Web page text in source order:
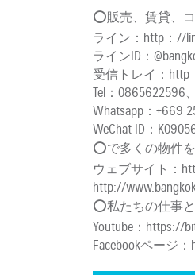
⭕販売、賃貸、
ライン：http：//
ラインID：
受信トレイ：http
Tel：0865622596
Whatsapp：+669
WeChat ID：
⭕で多くの物件
ウェブサイト：
http://
⭕私たちの仕事
Youtube：https://
Facebookページ